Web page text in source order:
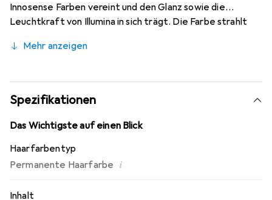
Innosense Farben vereint und den Glanz sowie die
Leuchtkraft von Illumina in sich trägt. Die Farbe strahlt
plakativ ist.
Mehr anzeigen
Spezifikationen
Das Wichtigste auf einen Blick
Haarfarbentyp
Permanente Haarfarbe i
Inhalt